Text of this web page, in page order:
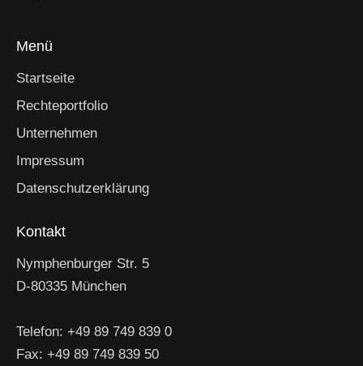
Menü
Startseite
Rechteportfolio
Unternehmen
Impressum
Datenschutzerklärung
Kontakt
Nymphenburger Str. 5
D-80335 München
Telefon: +49 89 749 839 0
Fax: +49 89 749 839 50